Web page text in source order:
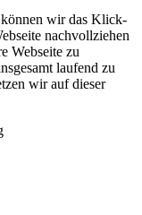
wir das Klick-
nachvollziehen
Webseite zu
laufend zu
wir auf dieser